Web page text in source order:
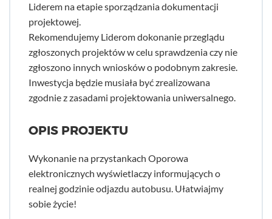
Liderem na etapie sporządzania dokumentacji
projektowej.
Rekomendujemy Liderom dokonanie przeglądu
zgłoszonych projektów w celu sprawdzenia czy nie
zgłoszono innych wniosków o podobnym zakresie.
Inwestycja będzie musiała być zrealizowana
zgodnie z zasadami projektowania uniwersalnego.
OPIS PROJEKTU
Wykonanie na przystankach Oporowa
elektronicznych wyświetlaczy informujących o
realnej godzinie odjazdu autobusu. Ułatwiajmy
sobie życie!